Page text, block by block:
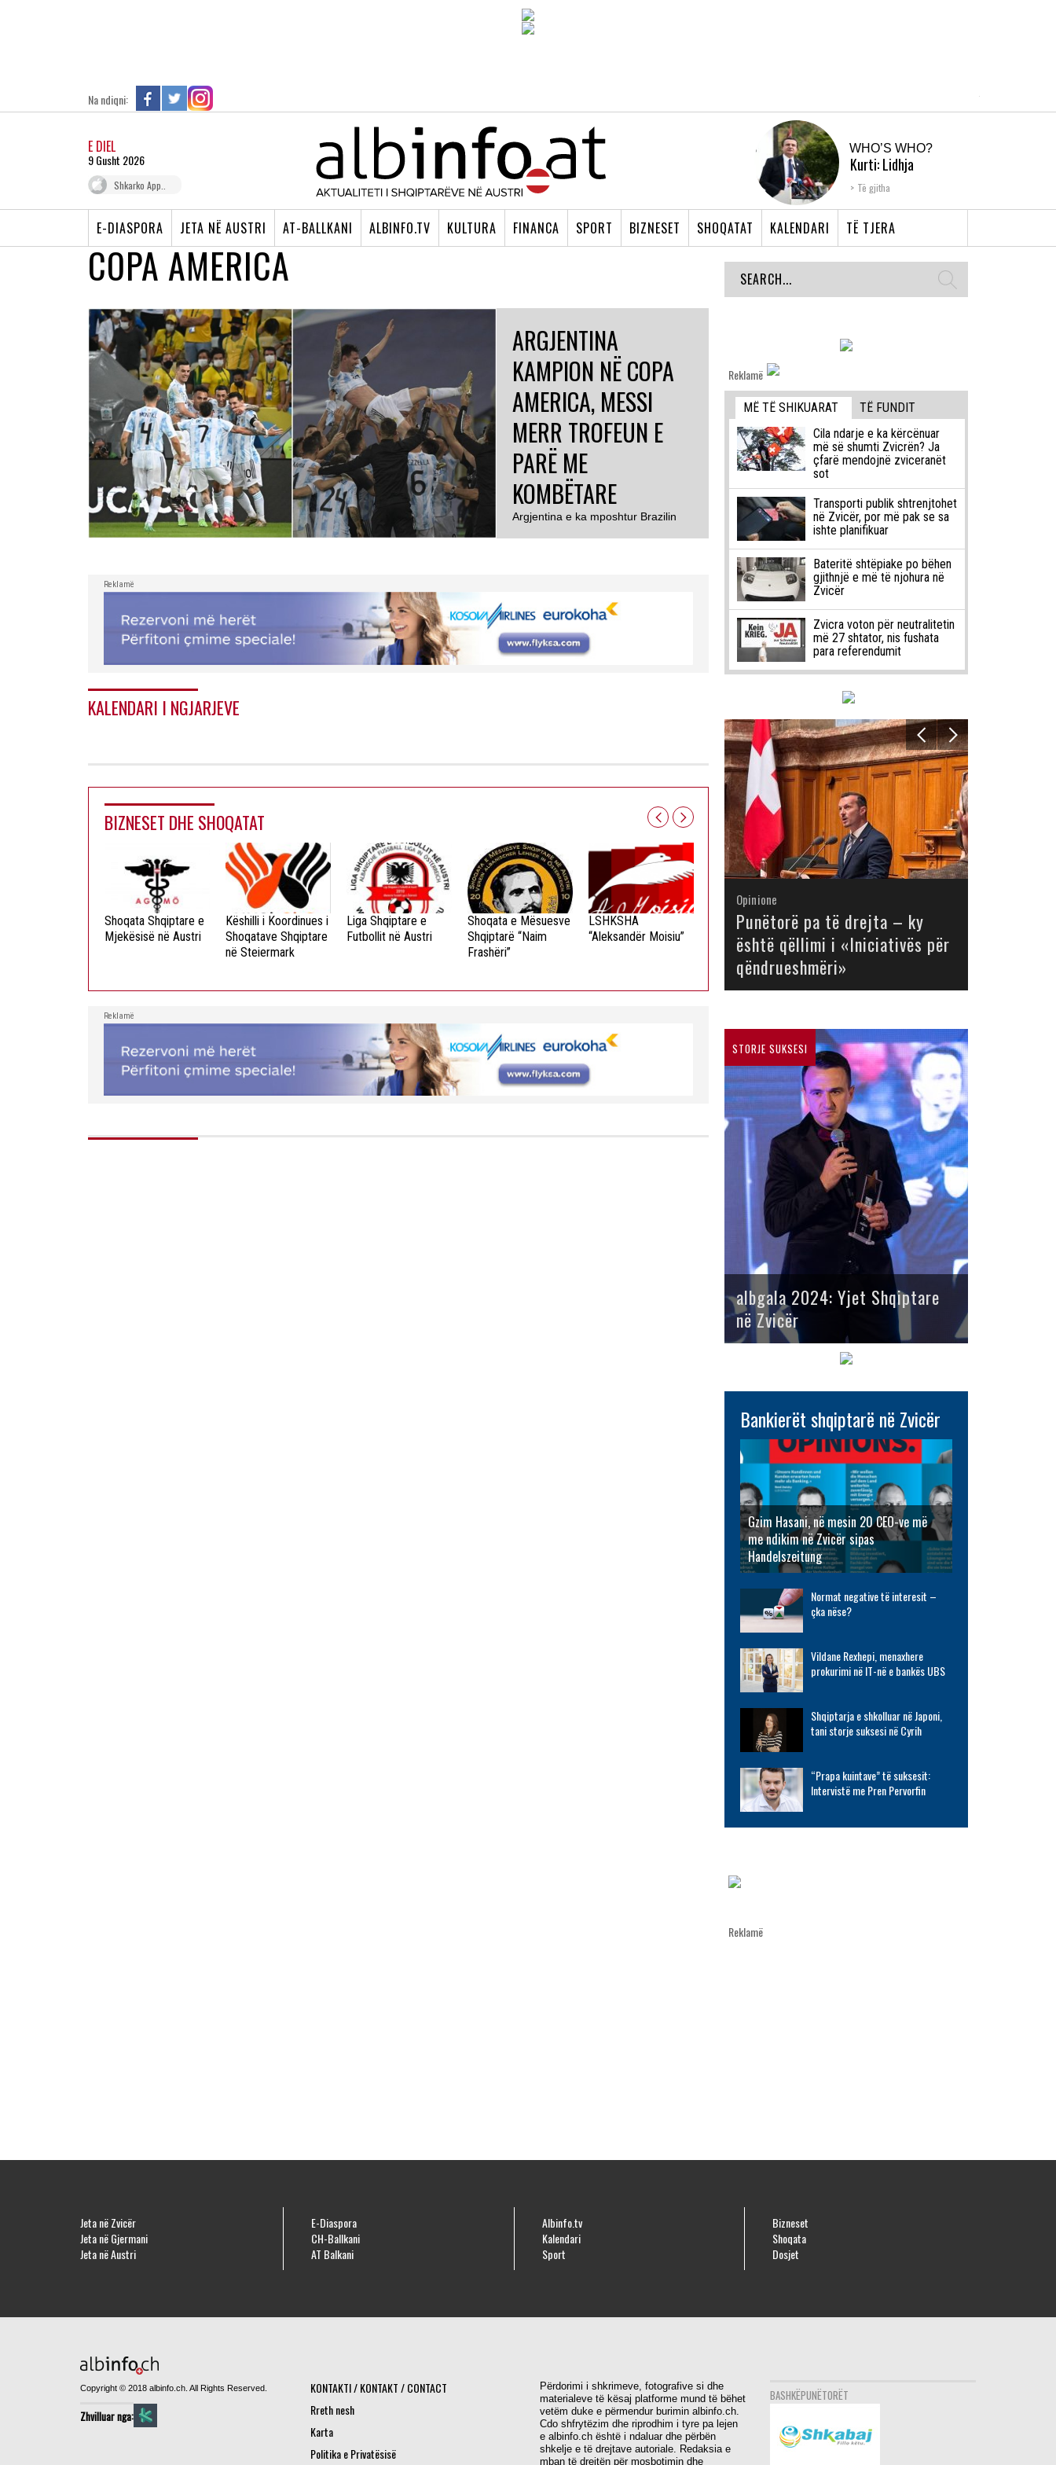
Na ndiqni:
E DIEL
9 Gusht 2026
Shkarko App..
WHO’S WHO?
Kurti: Lidhja
Shqiptare e Prizrenit,
Të gjitha
E-DIASPORA JETA NË AUSTRI AT-BALLKANI ALBINFO.TV KULTURA FINANCA SPORT BIZNESET SHOQATAT KALENDARI TË TJERA
COPA AMERICA
ARGJENTINA
ARGJENTINA
KAMPION NË COPA
AMERICA, MESSI
MERR TROFEUN E
PARË ME
KOMBËTARE
Argjentina e ka mposhtur Brazilin
lojë shumë fizike dhe me shumë
ndërhyrjet brutale. Brazili në fillim të
ndeshjes rrezikuan me dyshen
Reklamë
KALENDARI I NGJARJEVE
BIZNESET DHE SHOQATAT
Shoqata Shqiptare e
Mjekësisë në Austri
Këshilli i Koordinues i
Shoqatave Shqiptare
në Steiermark
Liga Shqiptare e
Futbollit në Austri
Shoqata e Mësuesve
Shqiptarë “Naim
Frashëri”
LSHKSHA
“Aleksandër Moisiu”
Reklamë
Reklamë
MË TË SHIKUARAT
TË FUNDIT
Cila ndarje e ka kërcënuar
më së shumti Zvicrën? Ja
çfarë mendojnë zviceranët
sot
Transporti publik shtrenjtohet
në Zvicër, por më pak se sa
ishte planifikuar
Bateritë shtëpiake po bëhen
gjithnjë e më të njohura në
Zvicër
Zvicra voton për neutralitetin
më 27 shtator, nis fushata
para referendumit
Opinione
Opinione
Punëtorë pa të drejta – ky
është qëllimi i «Iniciativës për
qëndrueshmëri»
Opinione
Opinione
Opinione
Opinione
Opinione
Opinione
STORJE SUKSESI
albgala 2024: Yjet Shqiptare
në Zvicër
Bankierët shqiptarë në Zvicër
Gzim Hasani, në mesin 20 CEO-ve më
me ndikim në Zvicër sipas
Handelszeitung
Normat negative të interesit –
çka nëse?
Vildane Rexhepi, menaxhere
prokurimi në IT-në e bankës UBS
Shqiptarja e shkolluar në Japoni,
tani storje suksesi në Cyrih
“Prapa kuintave” të suksesit:
Intervistë me Pren Pervorfin
Reklamë
Jeta në Zvicër
Jeta në Gjermani
Jeta në Austri
E-Diaspora
CH-Ballkani
AT Balkani
Albinfo.tv
Kalendari
Sport
Bizneset
Shoqata
Dosjet
Copyright © 2018 albinfo.ch. All Rights Reserved.
Zhvilluar nga:
KONTAKTI / KONTAKT / CONTACT
Rreth nesh
Karta
Politika e Privatësisë
Përdorimi i shkrimeve, fotografive si dhe
materialeve të kësaj platforme mund të bëhet
vetëm duke e përmendur burimin albinfo.ch.
Cdo shfrytëzim dhe riprodhim i tyre pa lejen
e albinfo.ch është i ndaluar dhe përbën
shkelje e të drejtave autoriale. Redaksia e
mban të drejtën për mosbotimin dhe
BASHKËPUNËTORËT